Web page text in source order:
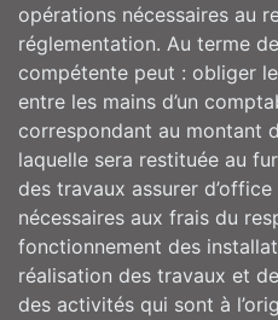
opérations nécessaires au
réglementation. Au terme
compétente peut : obliger
entre les mains d’un
correspondant au montant
laquelle sera restituée au
des travaux assurer
nécessaires aux frais du
fonctionnement des
réalisation des travaux et
des activités qui sont à